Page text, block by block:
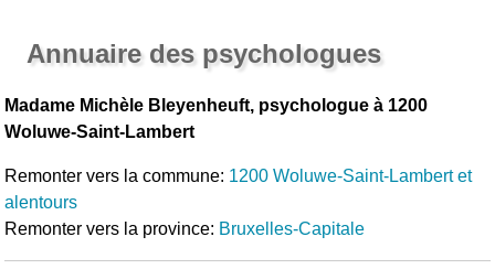
Annuaire des psychologues
Madame Michèle Bleyenheuft, psychologue à 1200
Woluwe-Saint-Lambert
Remonter vers la commune: 1200 Woluwe-Saint-Lambert et
alentours
Remonter vers la province: Bruxelles-Capitale